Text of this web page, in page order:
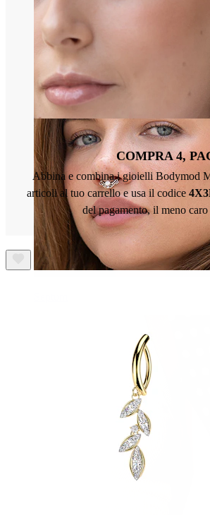
Ombelico
COMPRA 4,
Abbina e combina i gioielli Bodymod
articoli al tuo carrello e usa il codice
del pagamento, il meno